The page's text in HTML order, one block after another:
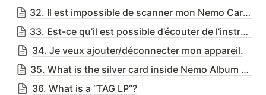
32. Il est impossible de scanner mon Nemo Card(Type Code QR).
33. Est-ce qu’il est possible d’écouter de l’instrument de la musique ?
34. Je veux ajouter/déconnecter mon appareil.
35. What is the silver card inside Nemo Album package?
36. What is a “TAG LP”?